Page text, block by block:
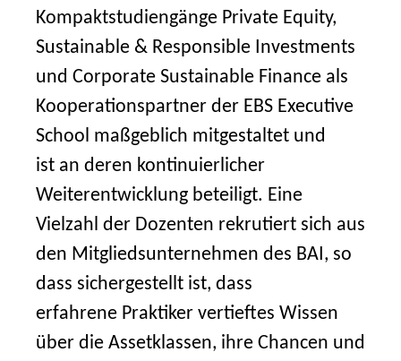
Kompaktstudiengänge Private Equity,
Sustainable & Responsible Investments
und Corporate Sustainable Finance als
Koo­perationspartner der EBS Executive
School maßgeblich mitgestaltet und
ist an deren kontinuierlicher
Weiterentwicklung beteiligt. Eine
Vielzahl der Dozenten rekrutiert sich aus
den Mitgliedsunternehmen des BAI, so
dass sichergestellt ist, dass
erfahrene Praktiker vertieftes Wissen
über die Assetklassen, ihre Chancen und